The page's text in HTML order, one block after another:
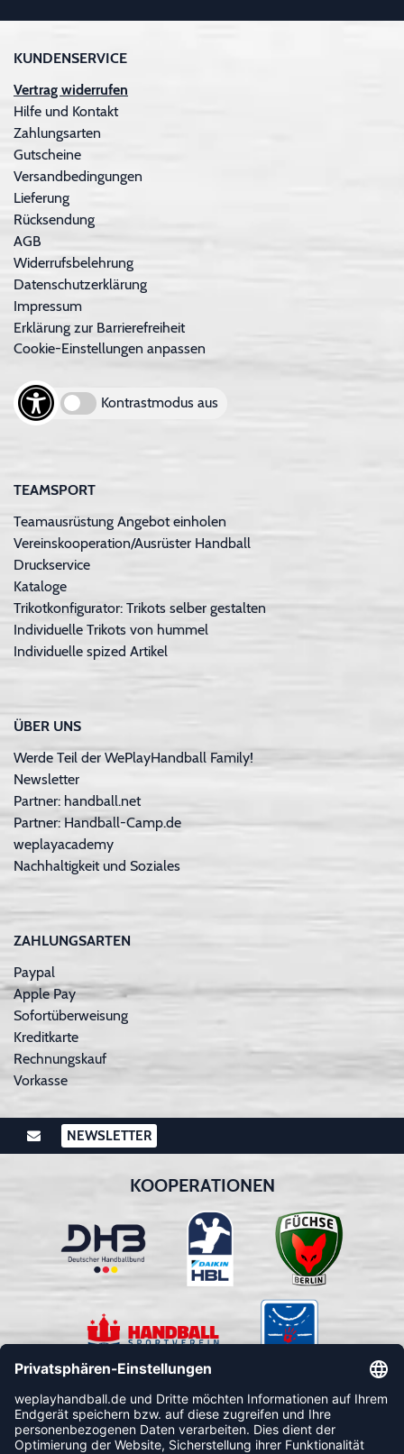
KUNDENSERVICE
Vertrag widerrufen
Hilfe und Kontakt
Zahlungsarten
Gutscheine
Versandbedingungen
Lieferung
Rücksendung
AGB
Widerrufsbelehrung
Datenschutzerklärung
Impressum
Erklärung zur Barrierefreiheit
Cookie-Einstellungen anpassen
Kontrastmodus aus
TEAMSPORT
Teamausrüstung Angebot einholen
Vereinskooperation/Ausrüster Handball
Druckservice
Kataloge
Trikotkonfigurator: Trikots selber gestalten
Individuelle Trikots von hummel
Individuelle spized Artikel
ÜBER UNS
Werde Teil der WePlayHandball Family!
Newsletter
Partner: handball.net
Partner: Handball-Camp.de
weplayacademy
Nachhaltigkeit und Soziales
ZAHLUNGSARTEN
Paypal
Apple Pay
Sofortüberweisung
Kreditkarte
Rechnungskauf
Vorkasse
NEWSLETTER
KOOPERATIONEN
FOLLOW US